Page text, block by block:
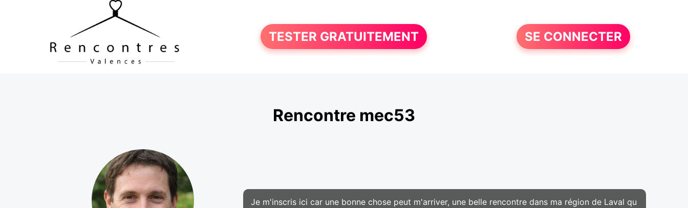
TESTER GRATUITEMENT SE CONNECTER
Rencontre mec53
Je m'inscris ici car une bonne chose peut m'arriver, une belle rencontre dans ma région de Laval qu